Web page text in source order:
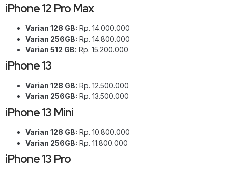
iPhone 12 Pro Max
Varian 128 GB: Rp. 14.000.000
Varian 256GB: Rp. 14.800.000
Varian 512 GB: Rp. 15.200.000
iPhone 13
Varian 128 GB: Rp. 12.500.000
Varian 256GB: Rp. 13.500.000
iPhone 13 Mini
Varian 128 GB: Rp. 10.800.000
Varian 256GB: Rp. 11.800.000
iPhone 13 Pro